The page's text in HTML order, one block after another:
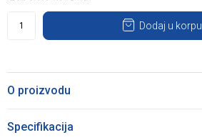
Dodaj u korpu
O proizvodu
Specifikacija